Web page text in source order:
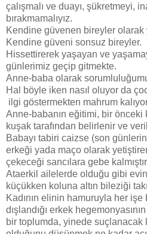
çalışmalı ve duayı, şükretmeyi,
bırakmamalıyız.
Kendine güvenen bireyler olarak
Kendine güveni sonsuz bireyler.
Hissettirerek yaşayan ve
günlerimiz geçip gitmekte.
Anne-baba olarak
Hal böyle iken nasıl oluyor da
ilgi göstermekten mahrum
Anne-babanın eğitimi, bir önceki
kuşak tarafından belirlenir ve
Babayı tabiri caizse (son
erkeği yada maço olarak
çekeceği sancılara gebe
Ataerkil ailelerde olduğu gibi
küçükken koluna altın bileziği
Kadının elinin hamuruyla her
dışlandığı erkek
bir toplumda, yinede suçlanacak